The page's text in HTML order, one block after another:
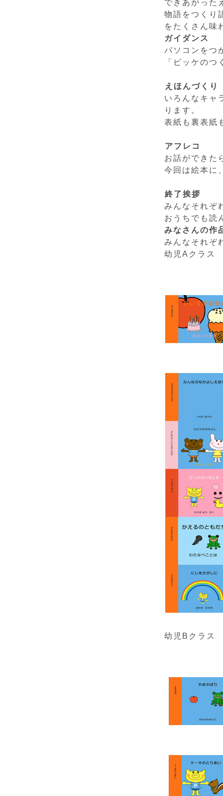
できあがった
物語をつくり
をたくさん味
ガイダンス
パソコンをつ
「ピッケの
えほんづくり
いろんなキャ
ります。
表紙も裏表紙
アフレコ
お話ができた
今回は絵本に
終了挨拶
みんなそれぞ
おうちでも読
みなさんの作
みんなそれぞ
幼児Aクラス
幼児Bクラス